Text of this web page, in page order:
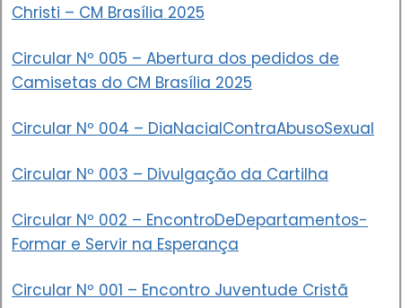
Christi – CM Brasília 2025
Circular Nº 005 – Abertura dos pedidos de
Camisetas do CM Brasília 2025
Circular Nº 004 – DiaNacialContraAbusoSexual
Circular Nº 003 – Divulgação da Cartilha
Circular Nº 002 – EncontroDeDepartamentos-
Formar e Servir na Esperança
Circular Nº 001 – Encontro Juventude Cristã